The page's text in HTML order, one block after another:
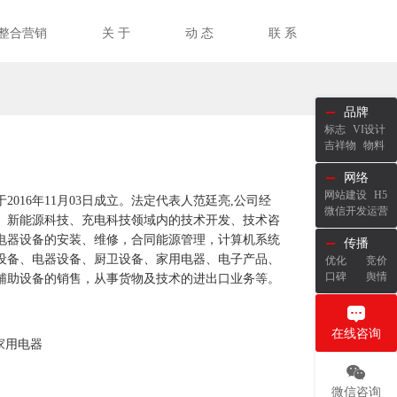
合营销 关 于 动 态 联 系
年11月03日成立。法定代表人范廷亮,公司经
新能源科技、充电科技领域内的技术开发、技术咨
器设备的安装、维修，合同能源管理，计算机系统
、电器设备、厨卫设备、家用电器、电子产品、
设备的销售，从事货物及技术的进出口业务等。
用电器
品牌
标志 VI设计
吉祥物
物料
网络
网站建设 H5
微信开发运营
传播
优化
竞价
口碑
舆情
在线咨询
微信咨询